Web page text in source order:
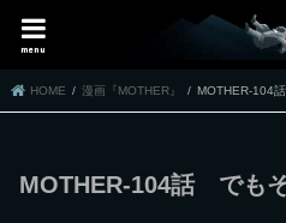
menu
HOME 漫画『MOTHER』 MOTHER-104
MOTHER-104話 でも